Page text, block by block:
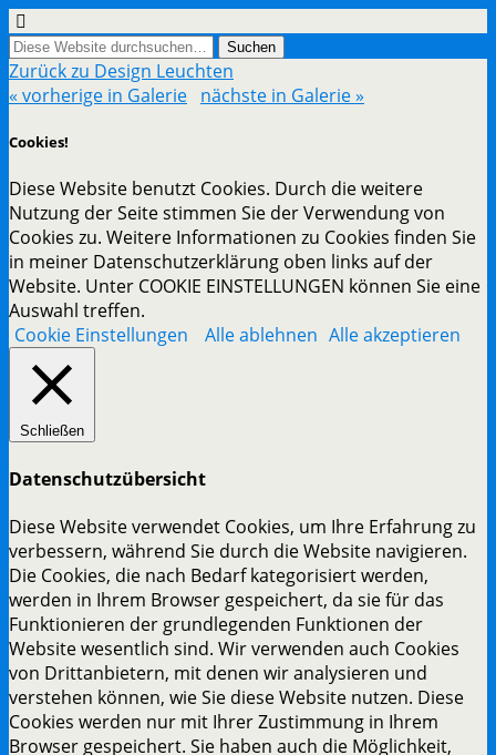
Zurück zu Design Leuchten
« vorherige in Galerie nächste in Galerie »
Cookies!
Diese Website benutzt Cookies. Durch die weitere
Nutzung der Seite stimmen Sie der Verwendung von
Cookies zu. Weitere Informationen zu Cookies finden Sie
in meiner Datenschutzerklärung oben links auf der
Website. Unter COOKIE EINSTELLUNGEN können Sie eine
Auswahl treffen.
Cookie Einstellungen
Alle ablehnen Alle akzeptieren
Schließen
Datenschutzübersicht
Diese Website verwendet Cookies, um Ihre Erfahrung zu
verbessern, während Sie durch die Website navigieren.
Die Cookies, die nach Bedarf kategorisiert werden,
werden in Ihrem Browser gespeichert, da sie für das
Funktionieren der grundlegenden Funktionen der
Website wesentlich sind. Wir verwenden auch Cookies
von Drittanbietern, mit denen wir analysieren und
verstehen können, wie Sie diese Website nutzen. Diese
Cookies werden nur mit Ihrer Zustimmung in Ihrem
Browser gespeichert. Sie haben auch die Möglichkeit,